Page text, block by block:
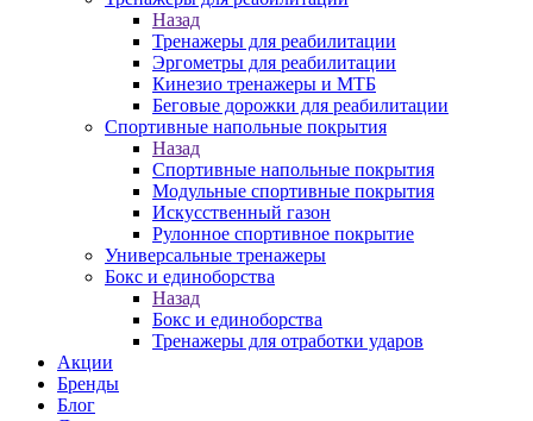
Назад
Тренажеры для реабилитации
Эргометры для реабилитации
Кинезио тренажеры и МТБ
Беговые дорожки для реабилитации
Спортивные напольные покрытия
Назад
Спортивные напольные покрытия
Модульные спортивные покрытия
Искусственный газон
Рулонное спортивное покрытие
Универсальные тренажеры
Бокс и единоборства
Назад
Бокс и единоборства
Тренажеры для отработки ударов
Акции
Бренды
Блог